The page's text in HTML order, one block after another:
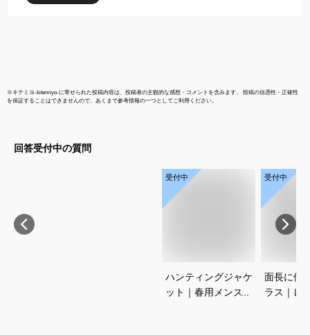
※キテミヨ-kitemiyo-に寄せられた投稿内容は、投稿者の主観的な感想・コメントを含みます。 投稿の信憑性・正確性
を保証することはできませんので、あくまで参考情報の一つとしてご利用ください。
回答受付中の質問
受付中
ハンティングジャケ
ット｜春用メンズ向
受付中
面長に似
ラス｜レ